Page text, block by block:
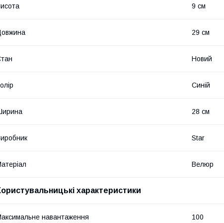
9 см
29 см
Новий
Синій
28 см
Star
Велюр
характеристики
навантаження 100